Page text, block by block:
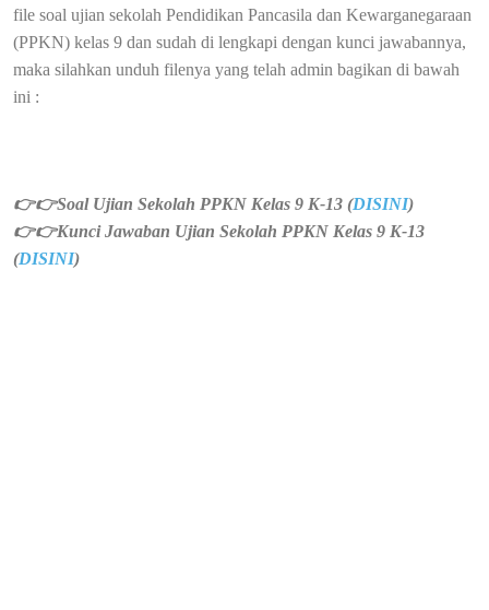
file soal ujian sekolah Pendidikan Pancasila dan Kewarganegaraan
(PPKN) kelas 9 dan sudah di lengkapi dengan kunci jawabannya,
maka silahkan unduh filenya yang telah admin bagikan di bawah
ini :
👉👉Soal Ujian Sekolah PPKN Kelas 9 K-13 (DISINI)
👉👉Kunci Jawaban Ujian Sekolah PPKN Kelas 9 K-13
(DISINI)